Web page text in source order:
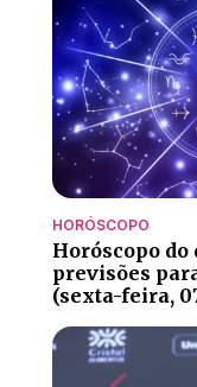
HORÓSCOPO
Horóscopo do
previsões
(sexta-feira,